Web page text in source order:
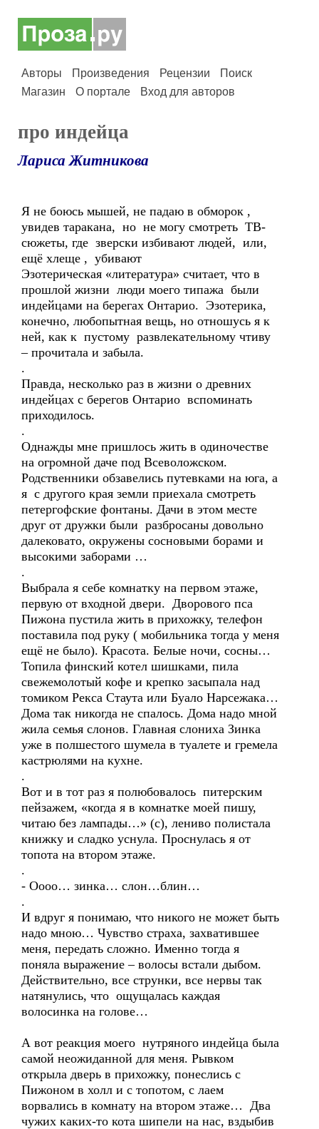
Авторы Произведения Рецензии
Поиск
Магазин
О портале Вход для авторов
про индейца
Лариса Житникова
Я не боюсь мышей, не падаю в обморок ,
увидев таракана, но не могу смотреть ТВ-
сюжеты, где зверски избивают людей, или,
ещё хлеще , убивают
Эзотерическая «литература» считает, что в
прошлой жизни люди моего типажа были
индейцами на берегах Онтарио. Эзотерика,
конечно, любопытная вещь, но отношусь я к
ней, как к пустому развлекательному чтиву
– прочитала и забыла.
.
Правда, несколько раз в жизни о древних
индейцах с берегов Онтарио вспоминать
приходилось.
.
Однажды мне пришлось жить в одиночестве
на огромной даче под Всеволожском.
Родственники обзавелись путевками на юга, а
я с другого края земли приехала смотреть
петергофские фонтаны. Дачи в этом месте
друг от дружки были разбросаны довольно
далековато, окружены сосновыми борами и
высокими заборами …
.
Выбрала я себе комнатку на первом этаже,
первую от входной двери. Дворового пса
Пижона пустила жить в прихожку, телефон
поставила под руку ( мобильника тогда у меня
ещё не было). Красота. Белые ночи, сосны…
Топила финский котел шишками, пила
свежемолотый кофе и крепко засыпала над
томиком Рекса Стаута или Буало Нарсежака…
Дома так никогда не спалось. Дома надо мной
жила семья слонов. Главная слониха Зинка
уже в полшестого шумела в туалете и гремела
кастрюлями на кухне.
.
Вот и в тот раз я полюбовалось питерским
пейзажем, «когда я в комнатке моей пишу,
читаю без лампады…» (с), лениво полистала
книжку и сладко уснула. Проснулась я от
топота на втором этаже.
.
- Оооо… зинка… слон…блин…
.
И вдруг я понимаю, что никого не может быть
надо мною… Чувство страха, захватившее
меня, передать сложно. Именно тогда я
поняла выражение – волосы встали дыбом.
Действительно, все струнки, все нервы так
натянулись, что ощущалась каждая
волосинка на голове…
А вот реакция моего нутряного индейца была
самой неожиданной для меня. Рывком
открыла дверь в прихожку, понеслись с
Пижоном в холл и с топотом, с лаем
ворвались в комнату на втором этаже… Два
чужих каких-то кота шипели на нас, вздыбив